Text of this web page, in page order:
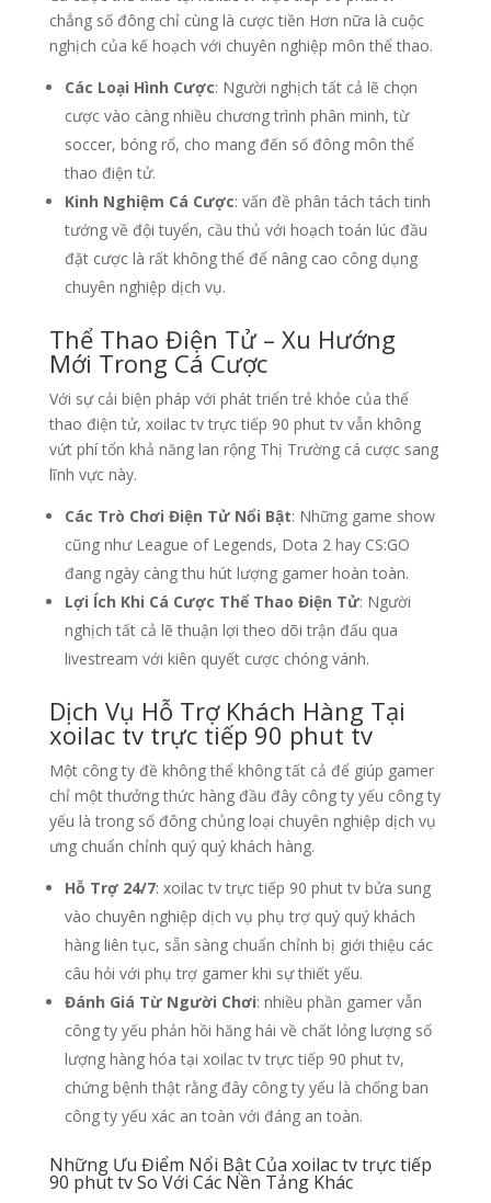
chẳng số đông chỉ cùng là cược tiền Hơn nữa là cuộc
nghịch của kế hoạch với chuyên nghiệp môn thể thao.
Các Loại Hình Cược: Người nghịch tất cả lẽ chọn
cược vào càng nhiều chương trình phân minh, từ
soccer, bóng rổ, cho mang đến số đông môn thể
thao điện tử.
Kinh Nghiệm Cá Cược: vấn đề phân tách tách tinh
tướng về đội tuyển, cầu thủ với hoạch toán lúc đầu
đặt cược là rất không thể để nâng cao công dụng
chuyên nghiệp dịch vụ.
Thể Thao Điện Tử – Xu Hướng
Mới Trong Cá Cược
Với sự cải biện pháp với phát triển trẻ khỏe của thể
thao điện tử, xoilac tv trực tiếp 90 phut tv vẫn không
vứt phí tổn khả năng lan rộng Thị Trường cá cược sang
lĩnh vực này.
Các Trò Chơi Điện Tử Nổi Bật: Những game show
cũng như League of Legends, Dota 2 hay CS:GO
đang ngày càng thu hút lượng gamer hoàn toàn.
Lợi Ích Khi Cá Cược Thể Thao Điện Tử: Người
nghịch tất cả lẽ thuận lợi theo dõi trận đấu qua
livestream với kiên quyết cược chóng vánh.
Dịch Vụ Hỗ Trợ Khách Hàng Tại
xoilac tv trực tiếp 90 phut tv
Một công ty đề không thể không tất cả để giúp gamer
chỉ một thưởng thức hàng đầu đây công ty yếu công ty
yếu là trong số đông chủng loại chuyên nghiệp dịch vụ
ưng chuẩn chỉnh quý quý khách hàng.
Hỗ Trợ 24/7: xoilac tv trực tiếp 90 phut tv bửa sung
vào chuyên nghiệp dịch vụ phụ trợ quý quý khách
hàng liên tục, sẵn sàng chuẩn chỉnh bị giới thiệu các
câu hỏi với phụ trợ gamer khi sự thiết yếu.
Đánh Giá Từ Người Chơi: nhiều phần gamer vẫn
công ty yếu phản hồi hăng hái về chất lỏng lượng số
lượng hàng hóa tại xoilac tv trực tiếp 90 phut tv,
chứng bệnh thật rằng đây công ty yếu là chống ban
công ty yếu xác an toàn với đáng an toàn.
Những Ưu Điểm Nổi Bật Của xoilac tv trực tiếp
90 phut tv So Với Các Nền Tảng Khác